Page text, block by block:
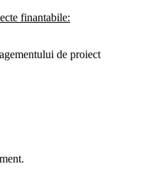
finantabile:
de proiect